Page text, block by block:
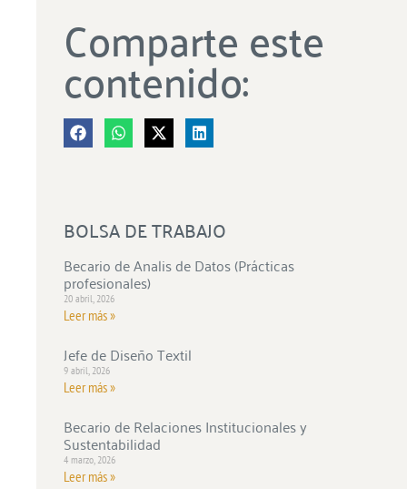
Comparte este
contenido:
BOLSA DE TRABAJO
Becario de Analis de Datos (Prácticas
profesionales)
20 abril, 2026
Leer más »
Jefe de Diseño Textil
9 abril, 2026
Leer más »
Becario de Relaciones Institucionales y
Sustentabilidad
4 marzo, 2026
Leer más »